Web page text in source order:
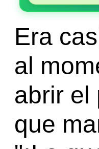
Era
al
abrir el
que